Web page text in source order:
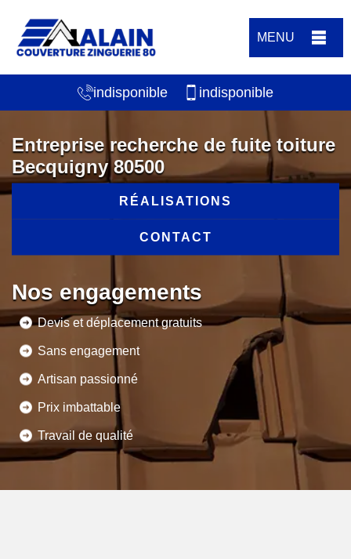
MENU
indisponible indisponible
Entreprise recherche de fuite toiture
Becquigny 80500
RÉALISATIONS
CONTACT
Nos engagements
Devis et déplacement gratuits
Sans engagement
Artisan passionné
Prix imbattable
Travail de qualité